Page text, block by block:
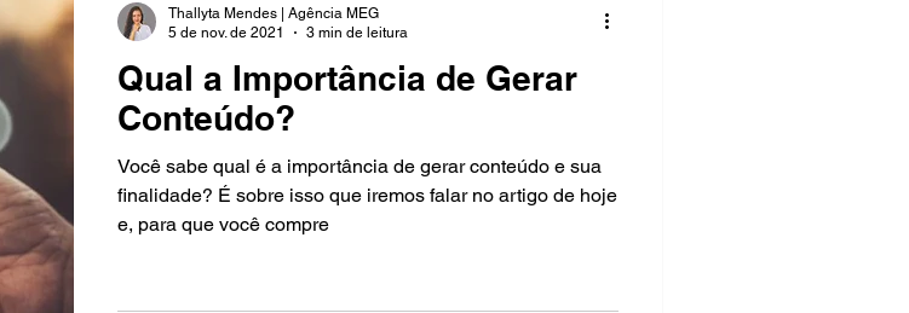
Qual a Importância de Gerar
Conteúdo?
Você sabe qual é a importância de gerar conteúdo e sua
finalidade? É sobre isso que iremos falar no artigo de hoje
e, para que você compre
Thallyta Mendes | Agência MEG
5 de nov. de 2021
3 min de leitura